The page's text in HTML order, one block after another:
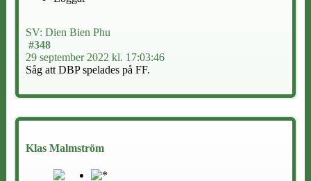
SV: Dien Bien Phu
#348
29 september 2022 kl. 17:03:46
Såg att DBP spelades på FF.
Klas Malmström